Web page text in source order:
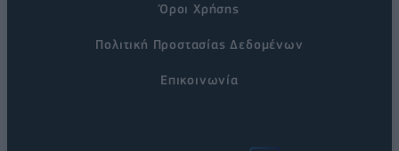
Όροι Χρήσης
Πολιτική Προστασίας Δεδομένων
Επικοινωνία